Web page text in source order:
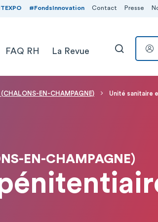
#FondsInnovation Contact Presse
FAQ RH La Revue
EN-CHAMPAGNE)
Unité sanitaire
EN-CHAMPAGNE)